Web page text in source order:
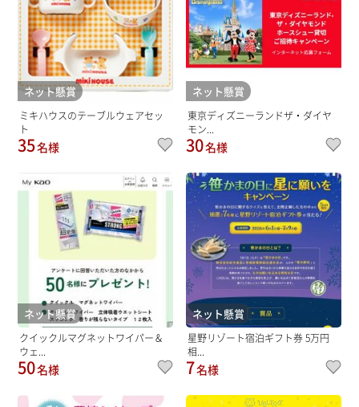
ネット懸賞
ミキハウスのテーブルウェアセッ
ト
35名様
ネット懸賞
東京ディズニーランドザ・ダイヤ
モン...
30名様
ネット懸賞
クイックルマグネットワイパー＆
ウェ...
50名様
ネット懸賞
星野リゾート宿泊ギフト券 5万円
相...
7名様